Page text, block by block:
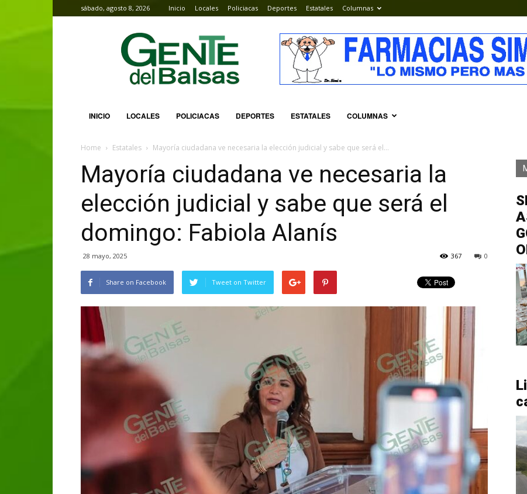
sábado, agosto 8, 2026 Inicio Locales Policiacas Deportes Estatales Columnas
Gente
del
Balsas
INICIO LOCALES POLICIACAS DEPORTES ESTATALES COLUMNAS
Home Estatales Mayoría ciudadana ve necesaria la elección judicial y sabe que será el...
Mayoría ciudadana ve necesaria la
elección judicial y sabe que será el
domingo: Fabiola Alanís
28 mayo, 2025 0
367
Share on Facebook Tweet on Twitter